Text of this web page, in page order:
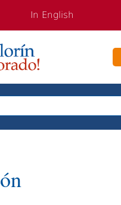
In English
de los estudiantes